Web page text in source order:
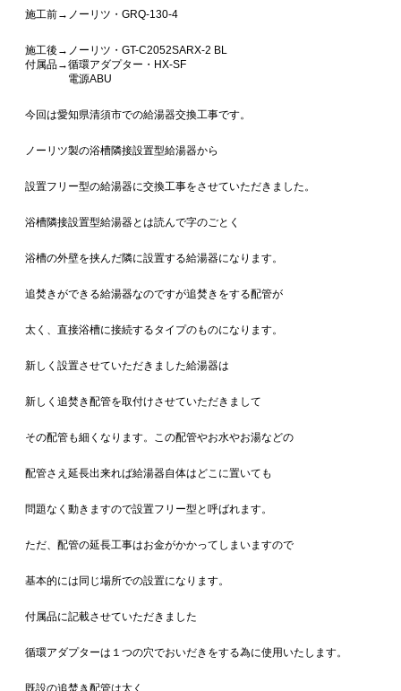
施工前→ノーリツ・GRQ-130-4
施工後→ノーリツ・GT-C2052SARX-2 BL
付属品→循環アダプター・HX-SF
電源ABU
今回は愛知県清須市での給湯器交換工事です。
ノーリツ製の浴槽隣接設置型給湯器から
設置フリー型の給湯器に交換工事をさせていただきました。
浴槽隣接設置型給湯器とは読んで字のごとく
浴槽の外壁を挟んだ隣に設置する給湯器になります。
追焚きができる給湯器なのですが追焚きをする配管が
太く、直接浴槽に接続するタイプのものになります。
新しく設置させていただきました給湯器は
新しく追焚き配管を取付けさせていただきまして
その配管も細くなります。この配管やお水やお湯などの
配管さえ延長出来れば給湯器自体はどこに置いても
問題なく動きますので設置フリー型と呼ばれます。
ただ、配管の延長工事はお金がかかってしまいますので
基本的には同じ場所での設置になります。
付属品に記載させていただきました
循環アダプターは１つの穴でおいだきをする為に使用いたします。